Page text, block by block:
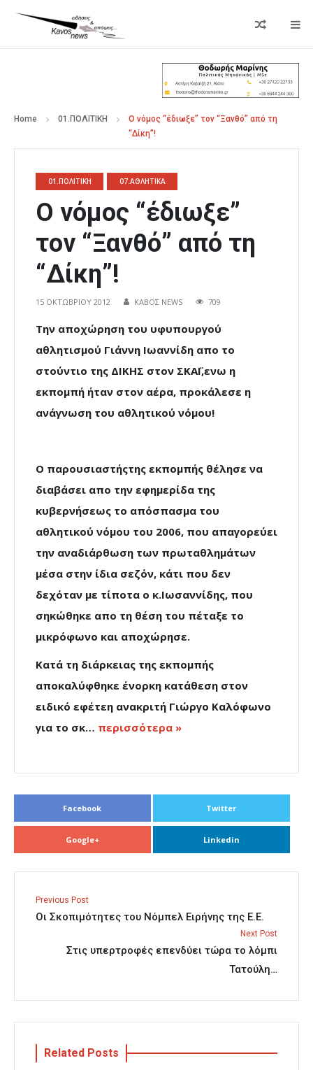
Home 01.ΠΟΛΙΤΙΚΗ
Ο νόμος “έδιωξε” τον “Ξανθό” από τη
“Δίκη”!
01.ΠΟΛΙΤΙΚΗ 07.ΑΘΛΗΤΙΚΑ
Ο νόμος “έδιωξε”
τον “Ξανθό” από τη
“Δίκη”!
15 ΟΚΤΩΒΡΊΟΥ 2012 ΚΑΒΟΣ NEWS 709
Tην αποχώρηση του υφυπουργού
αθλητισμού Γιάννη Ιωαννίδη απο το
στούντιο της ΔΙΚΗΣ στον ΣΚΑΪ,ενω η
εκπομπή ήταν στον αέρα, προκάλεσε η
ανάγνωση του αθλητικού νόμου!
Ο παρουσιαστήςτης εκπομπής θέλησε να
διαβάσει απο την εφημερίδα της
κυβερνήσεως το απόσπασμα του
αθλητικού νόμου του 2006, που απαγορεύει
την αναδιάρθωση των πρωταθλημάτων
μέσα στην ίδια σεζόν, κάτι που δεν
δεχόταν με τίποτα ο κ.Ιωσαννίδης, που
σηκώθηκε απο τη θέση του πέταξε το
μικρόφωνο και αποχώρησε.
Κατά τη διάρκειας της εκπομπής
αποκαλύφθηκε ένορκη κατάθεση στον
ειδικό εφέτεη ανακριτή Γιώργο Καλόφωνο
για το σκ… περισσότερα »
Facebook Twitter
Google+ Linkedin
Previous Post
Οι Σκοπιμότητες του Νόμπελ Ειρήνης της Ε.Ε.
Next Post
Στις υπερτροφές επενδύει τώρα το λόμπι
Τατούλη…
Related Posts